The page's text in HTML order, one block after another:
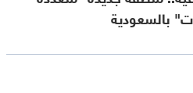
بالسعودية